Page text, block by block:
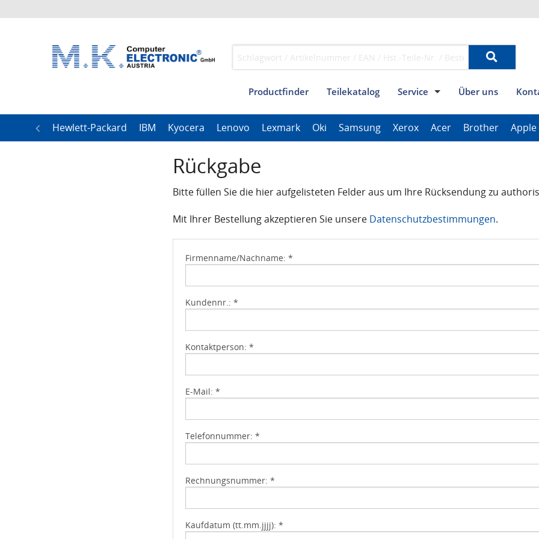
Productfinder Teilekatalog Service
Impressum WiderrufsbelehrungVersandkostenAGB (Verbraucher)
Über uns
Hewlett-Packard IBM Kyocera Lenovo Lexmark Oki Samsung Xerox Acer Brother Apple
Rückgabe
Bitte füllen Sie die hier aufgelisteten Felder aus um Ihre Rücksendung zu
Mit Ihrer Bestellung akzeptieren Sie unsere Datenschutzbestimmungen.
Firmenname/Nachname: *
Kundennr.: *
Kontaktperson: *
E-Mail: *
Telefonnummer: *
Rechnungsnummer: *
Kaufdatum (tt.mm.jjjj): *